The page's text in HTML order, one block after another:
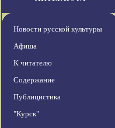
Новости русской культуры
Афиша
К читателю
Содержание
Публицистика
"Курск"